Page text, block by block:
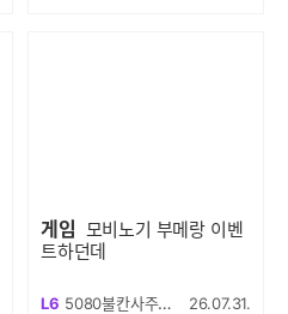
게임 모비노기 부메랑 이벤
트하던데
L6 5080불칸사주새요 26.07.31.